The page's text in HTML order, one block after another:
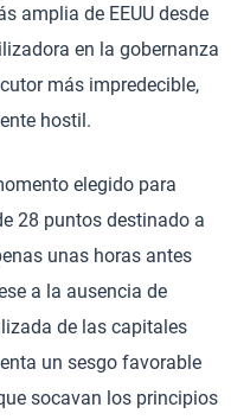
amplia de EEUU desde
en la gobernanza
más impredecible,
hostil.
elegido para
28 puntos destinado a
unas horas antes
a la ausencia de
de las capitales
un sesgo favorable
socavan los principios